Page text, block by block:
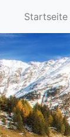
Startseite